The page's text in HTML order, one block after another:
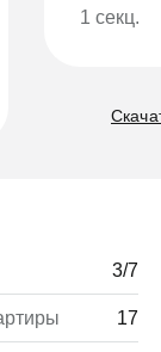
1 секц.
3/7
17